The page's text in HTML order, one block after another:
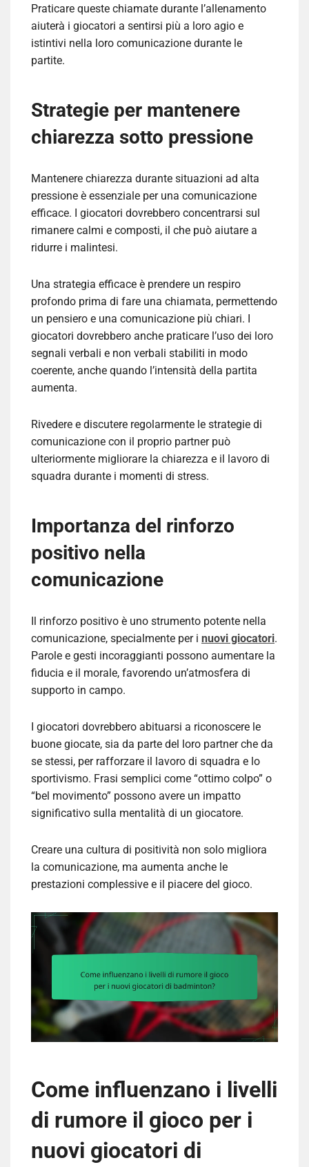
Praticare queste chiamate durante l’allenamento
aiuterà i giocatori a sentirsi più a loro agio e
istintivi nella loro comunicazione durante le
partite.
Strategie per mantenere
chiarezza sotto pressione
Mantenere chiarezza durante situazioni ad alta
pressione è essenziale per una comunicazione
efficace. I giocatori dovrebbero concentrarsi sul
rimanere calmi e composti, il che può aiutare a
ridurre i malintesi.
Una strategia efficace è prendere un respiro
profondo prima di fare una chiamata, permettendo
un pensiero e una comunicazione più chiari. I
giocatori dovrebbero anche praticare l’uso dei loro
segnali verbali e non verbali stabiliti in modo
coerente, anche quando l’intensità della partita
aumenta.
Rivedere e discutere regolarmente le strategie di
comunicazione con il proprio partner può
ulteriormente migliorare la chiarezza e il lavoro di
squadra durante i momenti di stress.
Importanza del rinforzo
positivo nella
comunicazione
Il rinforzo positivo è uno strumento potente nella
comunicazione, specialmente per i nuovi giocatori.
Parole e gesti incoraggianti possono aumentare la
fiducia e il morale, favorendo un’atmosfera di
supporto in campo.
I giocatori dovrebbero abituarsi a riconoscere le
buone giocate, sia da parte del loro partner che da
se stessi, per rafforzare il lavoro di squadra e lo
sportivismo. Frasi semplici come “ottimo colpo” o
“bel movimento” possono avere un impatto
significativo sulla mentalità di un giocatore.
Creare una cultura di positività non solo migliora
la comunicazione, ma aumenta anche le
prestazioni complessive e il piacere del gioco.
Come influenzano i livelli
di rumore il gioco per i
nuovi giocatori di